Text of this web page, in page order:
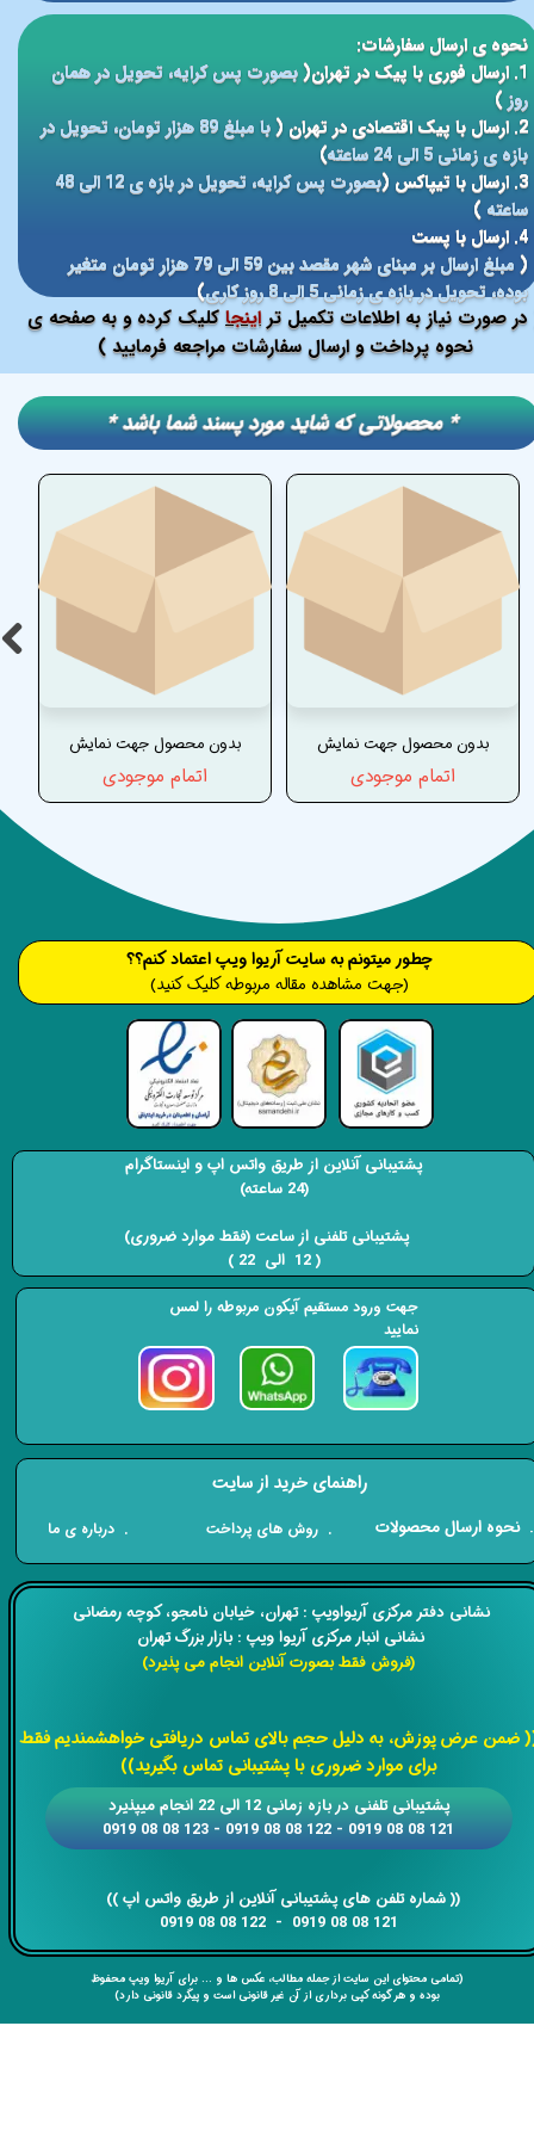
صورت نیاز به اطلاعات تکمیل تراینجا کلیک کرده و به صفحه ی
نحوه پرداخت و ارسال سفارشات مراجعه فرمایید )
نحوه ی ارسال سفارشات:
1. ارسال فوری با پیک در تهران(
بصورت پس کرایه، تحویل در همان
روز)
2. ارسال با پیک اقتصادی در تهران (
با مبلغ 89 هزار تومان، تحویل در
بازه ی زمانی 5 الی 24 ساعته
)
3. ارسال با تیپاکس (
بصورت پس کرایه، تحویل در بازه ی 12 الی 48
ساعته )
4. ارسال با پست
(
مبلغ ارسال بر مبنای شهر مقصد بین 59 الی 79 هزار تومان متغیر
بوده، تحویل در بازه ی زمانی 5 الی 8 روز کاری
)
بدون محصول جهت نمایش
اتمام موجودی
بدون محصول جهت نمایش
اتمام موجودی
​​* محصولاتی که شاید مورد پسند شما باشد *
​​نشانی دفتر مرکزی آریواویپ : تهران، خیابان نامجو،کوچه رمضانی
نشانی انبار مرکزی آریوا ویپ : بازار بزرگ تهران
(فروش فقط بصورت آنلاین انجام می پذیرد)
ضمن عرض پوزش، به دلیل حجم بالای تماس دریافتی خواهشمندیم فقط
برای موارد ضروری با پشتیبانی تماس بگیرید))
​​​​​​​​​​​​​​(( ​​​​​​​شماره تلفن های پشتیبانی آنلاین از طریق واتس اپ ))
​​​​​​​121 08 08 0919 - 122 08 08 0919
​​پشتیبانی تلفنی در بازه زمانی 12 الی 22 انجام میپذیرد
121 08 08 0919 - 122 08 08 0919 - 123 08 08 0919
(تمامی محتوای این سایت از جمله مطالب، عکس ها و ... برای آریوا ویپ محفوظ
بوده و هر گونه کپی برداری از آن غیر قانونی است و پیگرد قانونی دارد)
​​​چطور میتونم به سایت آریوا ویپ اعتماد کنم؟؟
(جهت مشاهده مقاله مربوطه کلیک کنید)
راهنمای خرید از سایت
​. نحوه ارسال محصولات . روش های پرداخت . درباره ی ما
پشتیبانی آنلاین از طریق واتس اپ و اینستاگرام
(24 ساعته)
​​​​​​​ پشتیبانی تلفنی از ساعت (فقط موارد ضروری)
( 12 الی 22 ) ​​​​​​​
جهت ورود مستقیم آیکون مربوطه را لمس
نمایید